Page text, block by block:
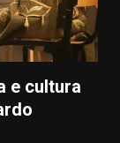
e cultura